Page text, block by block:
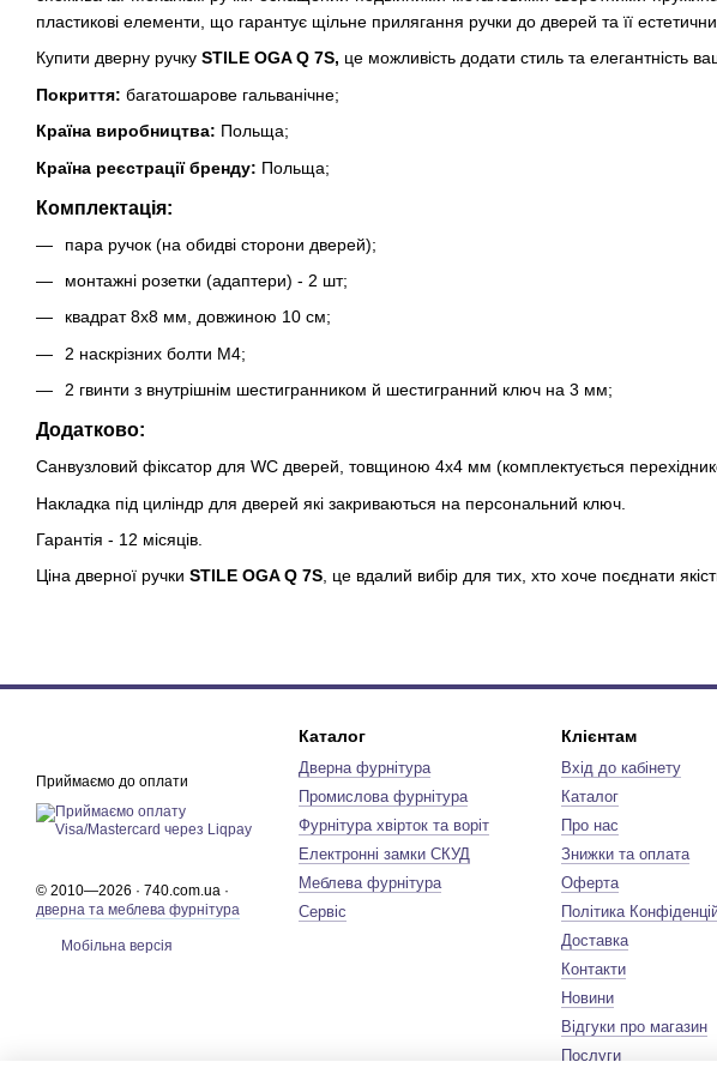
пластикові елементи, що гарантує щільне прилягання ручки до дверей та її
Купити дверну ручку STILE OGA Q 7S, це можливість додати стиль та елегантність
Покриття: багатошарове гальванічне;
Країна виробництва: Польща;
Країна реєстрації бренду: Польща;
Комплектація:
пара ручок (на обидві сторони дверей);
монтажні розетки (адаптери) - 2 шт;
квадрат 8х8 мм, довжиною 10 см;
2 наскрізних болти М4;
2 гвинти з внутрішнім шестигранником й шестигранний ключ на 3 мм;
Додатково:
Санвузловий фіксатор для WC дверей, товщиною 4х4 мм (комплектується
Накладка під циліндр для дверей які закриваються на персональний ключ.
Гарантія - 12 місяців.
Ціна дверної ручки STILE OGA Q 7S, це вдалий вибір для тих, хто хоче поєднати
Приймаємо до оплати
© 2010—2026 · 740.com.ua ·
дверна та меблева фурнітура
Мобільна версія
Каталог
Дверна фурнітура
Промислова фурнітура
Фурнітура хвірток та воріт
Електронні замки СКУД
Меблева фурнітура
Сервіс
Клієнтам
Вхід до кабінету
Каталог
Про нас
Знижки та оплата
Оферта
Політика
Доставка
Контакти
Новини
Відгуки про магазин
Послуги